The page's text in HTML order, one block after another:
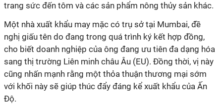
trang sức đến tôm và các sản phẩm nông thủy sản khác.
Một nhà xuất khẩu may mặc có trụ sở tại Mumbai, đề
nghị giấu tên do đang trong quá trình ký kết hợp đồng,
cho biết doanh nghiệp của ông đang ưu tiên đa dạng hóa
sang thị trường Liên minh châu Âu (EU). Đồng thời, vị này
cũng nhấn mạnh rằng một thỏa thuận thương mại sớm
với khối này sẽ giúp thúc đẩy đáng kể xuất khẩu của Ấn
Độ.